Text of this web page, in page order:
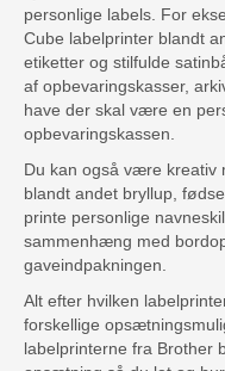
personlige labels. For
Cube labelprinter blandt
etiketter og stilfulde
af opbevaringskasser,
have der skal være en
opbevaringskassen.
Du kan også være kreativ
blandt andet bryllup,
printe personlige
sammenhæng med
gaveindpakningen.
Alt efter hvilken
forskellige
labelprinterne fra Brother